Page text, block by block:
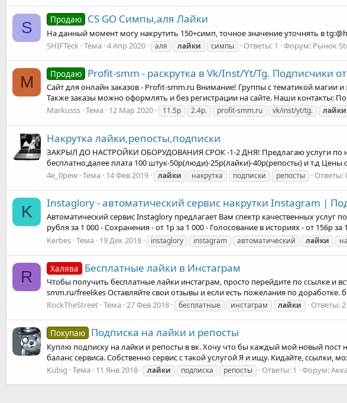
S Продаю CS GO Симпы,аля Лайки
На данный момент могу накрутить 150+симп, точное значение уточнять в
SHIFTeck Тема 4 Апр 2020 аля лайки симпы Ответы: 1 Форум: Рынок
M Продаю Profit-smm - раскрутка в Vk/Inst/Yt/Tg. Подписчики
Сайт для онлайн заказов - Profit-smm.ru Внимание! Группы с тематикой магии и
Также заказы можно оформлять и без регистрации на сайте. Наши контакты:
Markusss Тема 12 Мар 2020 11.5р 2.4р. profit-smm.ru vk/inst/yt/tg. лайки
Накрутка лайки,репосты,подписки
ЗАКРЫЛ ДО НАСТРОЙКИ ОБОРУДОВАНИЯ СРОК -1-2 ДНЯ! Предлагаю услуги по
бесплатно,далее плата 100 штук-50р(люди)-25р(лайки)-40р(репосты) и т.д
4e_0pew Тема 14 Фев 2019 лайки накрутка подписки репосты Ответы:
K Instaglory - автоматический сервис накрутки Instagram |
Автоматический сервис Instaglory предлагает Вам спектр качественных услуг
рубля за 1 000 - Сохранения - от 1р за 1 000 - Голосование в историях - от 156р
Kerbes Тема 19 Дек 2018 instaglory instagram автоматический лайки
R Халява Бесплатные лайки в Инстаграм
Чтобы получить бесплатные лайки инстаграм, просто перейдите по ссылке
smm.ru/freelikes Оставляйте свои отзывы и если есть пожелания по доработке.
RockTheStreet Тема 27 Фев 2018 бесплатные инстаграм лайки Ответы: 2
Покупаю Подписка на лайки и репосты
Куплю подписку на лайки и репосты в вк. Хочу что бы каждый мой новый пост
баланс сервиса. Собственно сервис с такой услугой Я и ищу. Кидайте, ссылки,
Kubig Тема 11 Янв 2018 лайки подписка репосты Ответы: 1 Форум: